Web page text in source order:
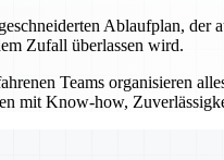
Ablaufplan, der
Zufall überlassen wird.
Teams organisieren
mit Know-how,